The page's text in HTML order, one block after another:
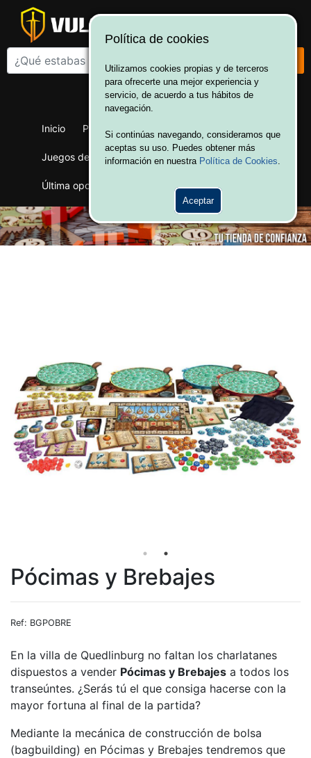
¡Bienvenido a Vulcania!
Inicio Productos Juegos de mesa
Juegos de cartas Merchandising Ofertas
Última oportunidad Wargames
Pócimas y Brebajes
Ref: BGPOBRE
En la villa de Quedlinburg no faltan los charlatanes
dispuestos a vender Pócimas y Brebajes a todos los
transeúntes. ¿Serás tú el que consiga hacerse con la
mayor fortuna al final de la partida?
Mediante la mecánica de construcción de bolsa
(bagbuilding) en Pócimas y Brebajes tendremos que
Política de cookies
Utilizamos cookies propias y de terceros
para ofrecerte una mejor experiencia y
servicio, de acuerdo a tus hábitos de
navegación.
Si continúas navegando, consideramos que
aceptas su uso. Puedes obtener más
información en nuestra Política de Cookies.
Aceptar